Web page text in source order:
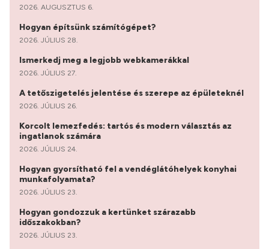
2026. AUGUSZTUS 6.
Hogyan építsünk számítógépet?
2026. JÚLIUS 28.
Ismerkedj meg a legjobb webkamerákkal
2026. JÚLIUS 27.
A tetőszigetelés jelentése és szerepe az épületeknél
2026. JÚLIUS 26.
Korcolt lemezfedés: tartós és modern választás az
ingatlanok számára
2026. JÚLIUS 24.
Hogyan gyorsítható fel a vendéglátóhelyek konyhai
munkafolyamata?
2026. JÚLIUS 23.
Hogyan gondozzuk a kertünket szárazabb
időszakokban?
2026. JÚLIUS 23.